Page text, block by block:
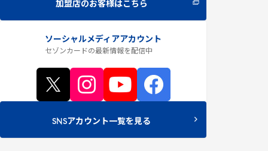
加盟店のお客様はこちら
ソーシャルメディアアカウント
セゾンカードの最新情報を配信中
SNSアカウント一覧を見る